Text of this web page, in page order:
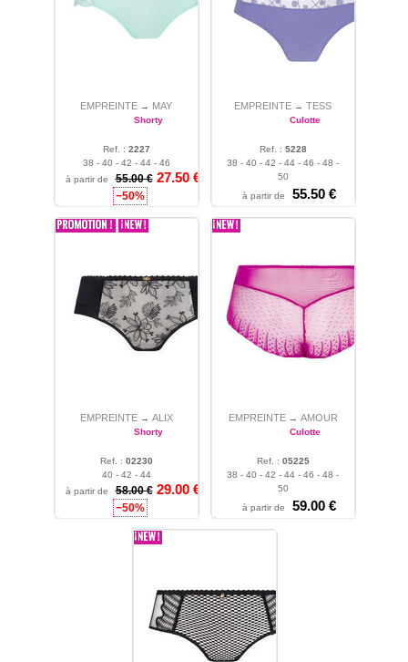
EMPREINTE → MAY
Shorty
Ref. : 2227
38 - 40 - 42 - 44 - 46
à partir de
55.00 € 27.50 €
−50%
EMPREINTE → TESS
Culotte
Ref. : 5228
38 - 40 - 42 - 44 - 46 - 48 -
50
à partir de
55.50 €
EMPREINTE → ALIX
Shorty
Ref. : 02230
40 - 42 - 44
à partir de
58.00 € 29.00 €
−50%
EMPREINTE → AMOUR
Culotte
Ref. : 05225
38 - 40 - 42 - 44 - 46 - 48 -
50
à partir de
59.00 €